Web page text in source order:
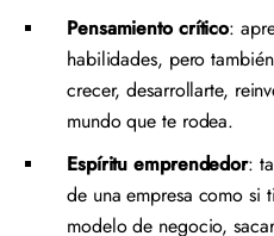
Pensamiento crítico:
habilidades, pero
crecer, desarrollarte,
mundo que te rodea.
Espíritu emprendedor:
de una empresa como si
modelo de negocio,